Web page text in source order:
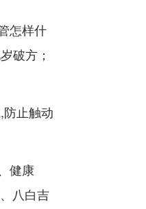
怎样什
破方；
止触动
健康
八白吉